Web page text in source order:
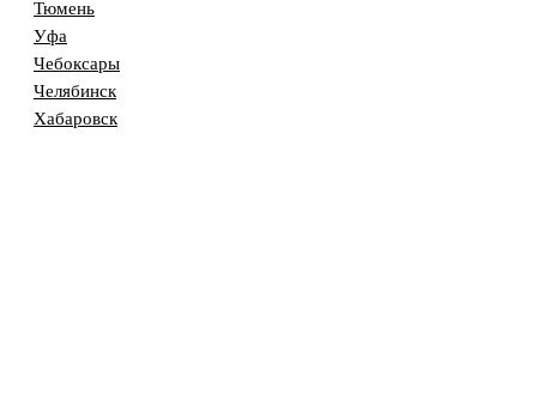
Тюмень
Уфа
Чебоксары
Челябинск
Хабаровск